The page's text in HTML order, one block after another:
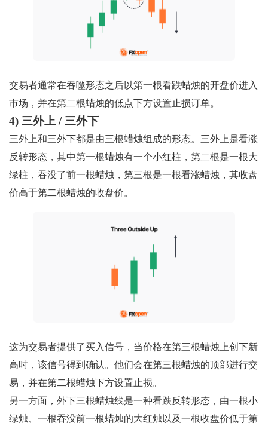
交易者通常在吞噬形态之后以第一根看跌蜡烛的开盘价进入
市场，并在第二根蜡烛的低点下方设置止损订单。
4) 三外上 / 三外下
三外上和三外下都是由三根蜡烛组成的形态。三外上是看涨
反转形态，其中第一根蜡烛有一个小红柱，第二根是一根大
绿柱，吞没了前一根蜡烛，第三根是一根看涨蜡烛，其收盘
价高于第二根蜡烛的收盘价。
这为交易者提供了买入信号，当价格在第三根蜡烛上创下新
高时，该信号得到确认。他们会在第三根蜡烛的顶部进行交
易，并在第二根蜡烛下方设置止损。
另一方面，外下三根蜡烛线是一种看跌反转形态，由一根小
绿烛、一根吞没前一根蜡烛的大红烛以及一根收盘价低于第